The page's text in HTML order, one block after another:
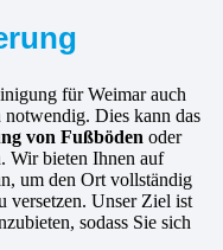
für Weimar auch
notwendig. Dies kann das
von Fußböden oder
Wir bieten Ihnen auf
um den Ort vollständig
versetzen. Unser Ziel ist
sodass Sie sich